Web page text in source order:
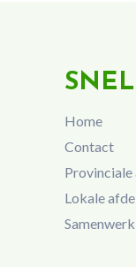
Home
Contact
Provinciale
Lokale